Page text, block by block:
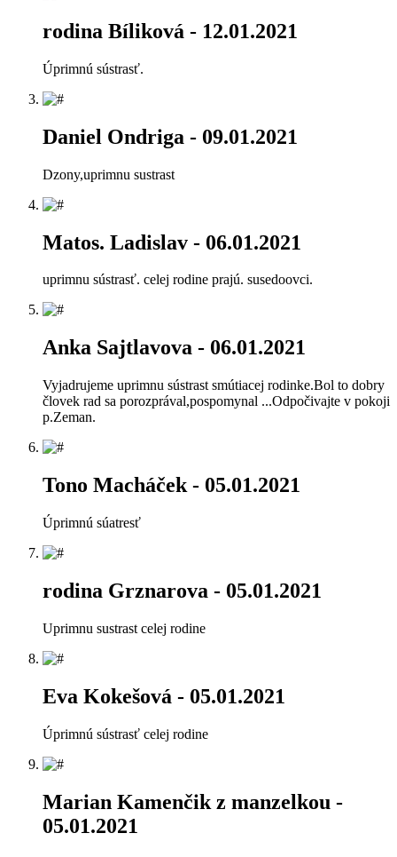
rodina Bíliková - 12.01.2021
Úprimnú sústrasť.
Daniel Ondriga - 09.01.2021
Dzony,uprimnu sustrast
Matos. Ladislav - 06.01.2021
uprimnu sústrasť. celej rodine prajú. susedoovci.
Anka Sajtlavova - 06.01.2021
Vyjadrujeme uprimnu sústrast smútiacej rodinke.Bol to dobry
človek rad sa porozprával,pospomynal ...Odpočivajte v pokoji
p.Zeman.
Tono Macháček - 05.01.2021
Úprimnú súatresť
rodina Grznarova - 05.01.2021
Uprimnu sustrast celej rodine
Eva Kokešová - 05.01.2021
Úprimnú sústrasť celej rodine
Marian Kamenčik z manzelkou -
05.01.2021